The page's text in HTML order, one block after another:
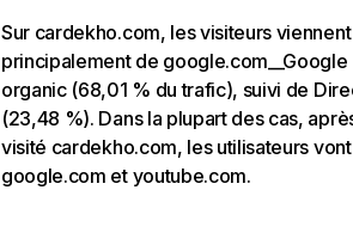
Sur cardekho.com, les visiteurs viennent
principalement de google.com__Google
organic (68,01 % du trafic), suivi de
(23,48 %). Dans la plupart des cas,
visité cardekho.com, les utilisateurs
google.com et youtube.com.